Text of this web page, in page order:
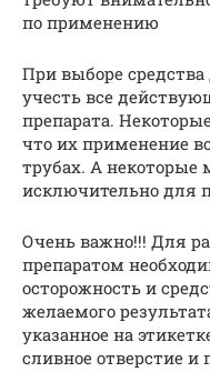
по применению
При выборе
учесть все
препарата.
что их применение
трубах. А некоторые
исключительно для
Очень важно!!! Для
препаратом
осторожность и
желаемого
указанное на
сливное отверстие